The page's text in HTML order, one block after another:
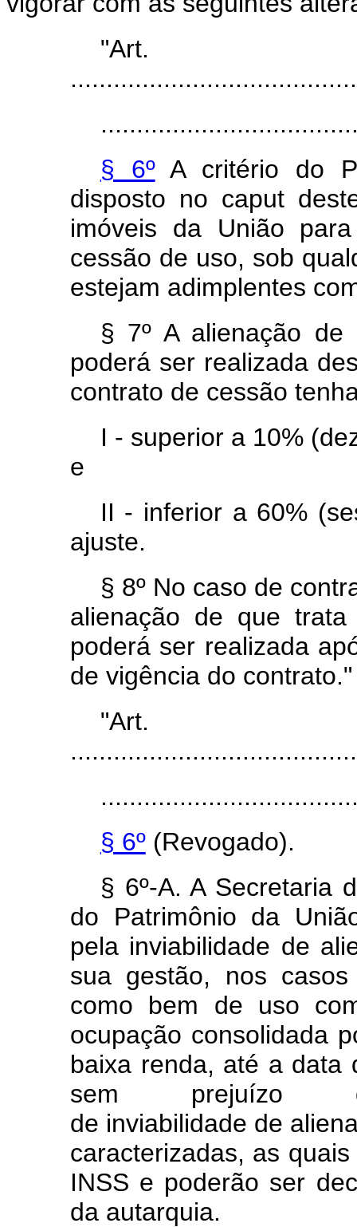
§ 6ºA critério do
disposto no caput
imóveis da União
cessão de uso, sob
estejam adimplentes
§ 7º A alienação
poderá ser realizada
contrato de cessão
I - superior a 10%
e
II - inferior a 60%
ajuste.
§ 8º No caso de
alienação de que
poderá ser realizada
de vigência do
§ 6º(Revogado).
§ 6º-A. A Secretaria
do Patrimônio da
pela inviabilidade de
sua gestão, nos
como bem de uso
ocupação consolidada
baixa renda, até a data
sem prejuízo
de inviabilidade de
caracterizadas, as
INSS e poderão ser
da autarquia.